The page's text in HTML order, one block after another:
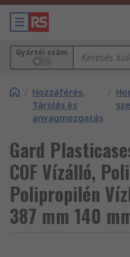
Gyártói szám
/ Hozzáférés,
Tárolás és
anyagmozgatás
/
Gard
COF Vízálló,
Polipropilén
387 mm 140